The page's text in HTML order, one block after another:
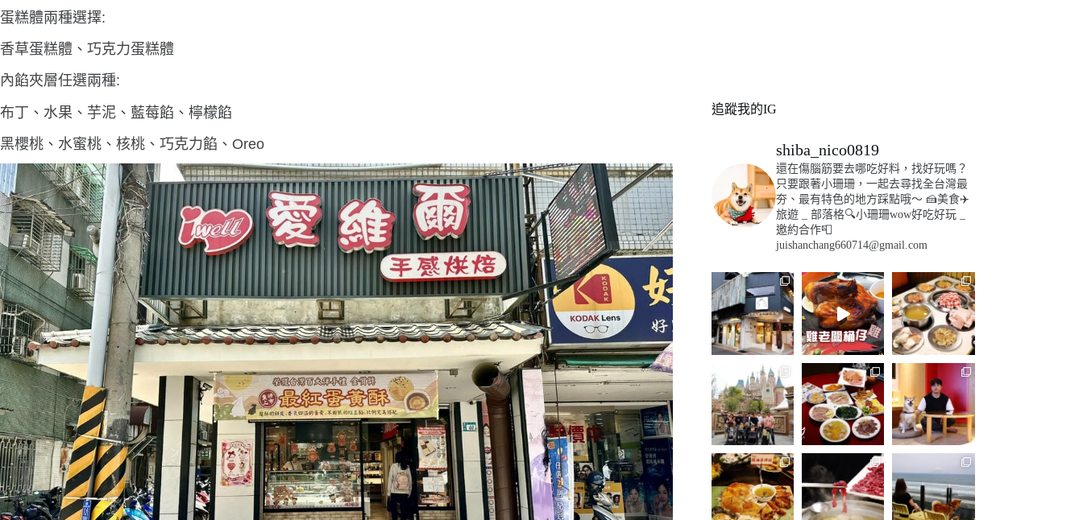
蛋糕體兩種選擇:
香草蛋糕體、巧克力蛋糕體
內餡夾層任選兩種:
布丁、水果、芋泥、藍莓餡、檸檬餡
黑櫻桃、水蜜桃、核桃、巧克力餡、Oreo
追蹤我的IG
shiba_nico0819
還在傷腦筋要去哪吃好料，找好玩嗎？
只要跟著小珊珊，一起去尋找全台灣最
夯、最有特色的地方踩點哦～ 🍰美食✈️
旅遊
部落格🔍小珊珊wow好吃好玩
邀約合作📮
juishanchang660714@gmail.com